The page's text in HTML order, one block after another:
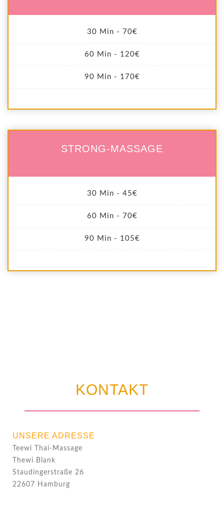
30 Min - 70€
60 Min - 120€
90 Min - 170€
STRONG-MASSAGE
30 Min - 45€
60 Min - 70€
90 Min - 105€
KONTAKT
UNSERE ADRESSE
Teewi Thai-Massage
Thewi Blank
Staudingerstraße 26
22607 Hamburg